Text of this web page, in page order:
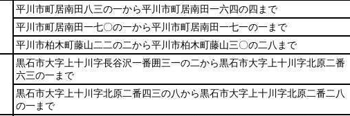
平川市町居南田八三の一から平川市町居南田一六四の四まで
平川市町居南田一七〇の一から平川市町居南田一七一の一まで
平川市柏木町藤山二二の二から平川市柏木町藤山三〇の二八まで
黒石市大字上十川字長谷沢一番囲三一の二から黒石市大字上十川字北原二番
六三の一まで
黒石市大字上十川字北原二番四三の八から黒石市大字上十川字北原二番二八
の一まで